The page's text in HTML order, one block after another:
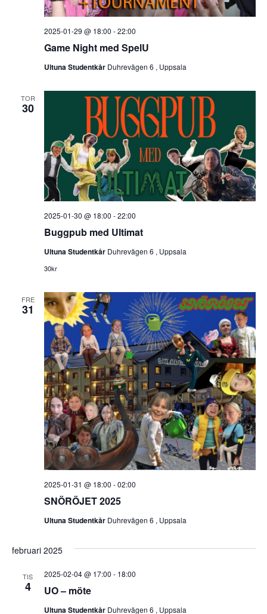
t
n
Game Night med SpelU
2025-01-29 @ 18:00 -22:00
Ultuna Studentkår Duhrevägen 6 , Uppsala
TOR
30
Buggpub med Ultimat
2025-01-30 @ 18:00 -22:00
Ultuna Studentkår Duhrevägen 6 , Uppsala
30kr
FRE
31
SNÖRÖJET 2025
2025-01-31 @ 18:00 -02:00
Ultuna Studentkår Duhrevägen 6 , Uppsala
februari 2025
TIS
4 UO – möte
2025-02-04 @ 17:00 - 18:00
Ultuna Studentkår Duhrevägen 6 , Uppsala